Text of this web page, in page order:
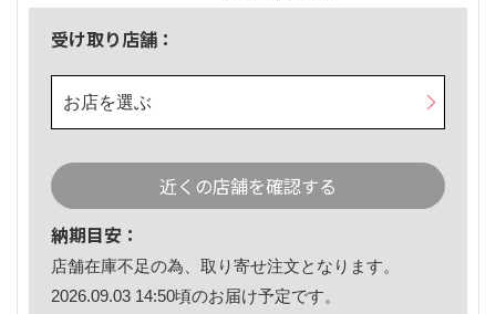
受け取り店舗：
お店を選ぶ
近くの店舗を確認する
納期目安：
店舗在庫不足の為、取り寄せ注文となります。
2026.09.03 14:50頃のお届け予定です。